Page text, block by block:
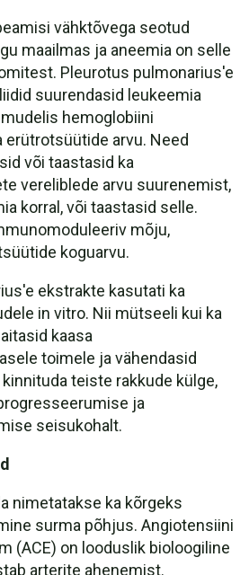
vähktõvega seotud
maailmas ja aneemia on selle
Pleurotus pulmonarius'e
suurendasid leukeemia
hemoglobiini
arvu. Need
või taastasid ka
vereliblede arvu suurenemist,
korral, või taastasid selle.
mõju,
koguarvu.
ekstrakte kasutati ka
in vitro. Nii mütseeli kui ka
kaasa
toimele ja vähendasid
teiste rakkude külge,
ja
seisukohalt.
nimetatakse ka kõrgeks
surma põhjus. Angiotensiini
(ACE) on looduslik bioloogiline
arterite ahenemist.